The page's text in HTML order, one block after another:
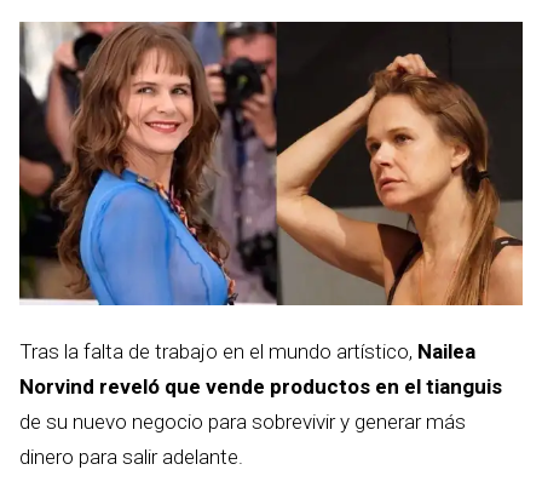
Tras la falta de trabajo en el mundo artístico, Nailea
Norvind reveló que vende productos en el tianguis
de su nuevo negocio para sobrevivir y generar más
dinero para salir adelante.